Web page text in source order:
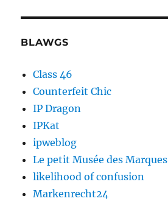
BLAWGS
Class 46
Counterfeit Chic
IP Dragon
IPKat
ipweblog
Le petit Musée des Marques
likelihood of confusion
Markenrecht24